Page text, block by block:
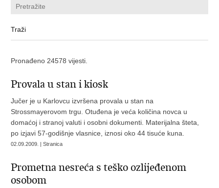
Pronađeno 24578 vijesti.
Provala u stan i kiosk
Jučer je u Karlovcu izvršena provala u stan na
Strossmayerovom trgu. Otuđena je veća količina novca u
domaćoj i stranoj valuti i osobni dokumenti. Materijalna šteta,
po izjavi 57-godišnje vlasnice, iznosi oko 44 tisuće kuna.
02.09.2009. | Stranica
Prometna nesreća s teško ozlijeđenom
osobom